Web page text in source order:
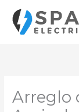
contenido
Arreglo